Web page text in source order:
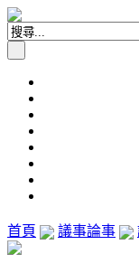
首頁 議事論事